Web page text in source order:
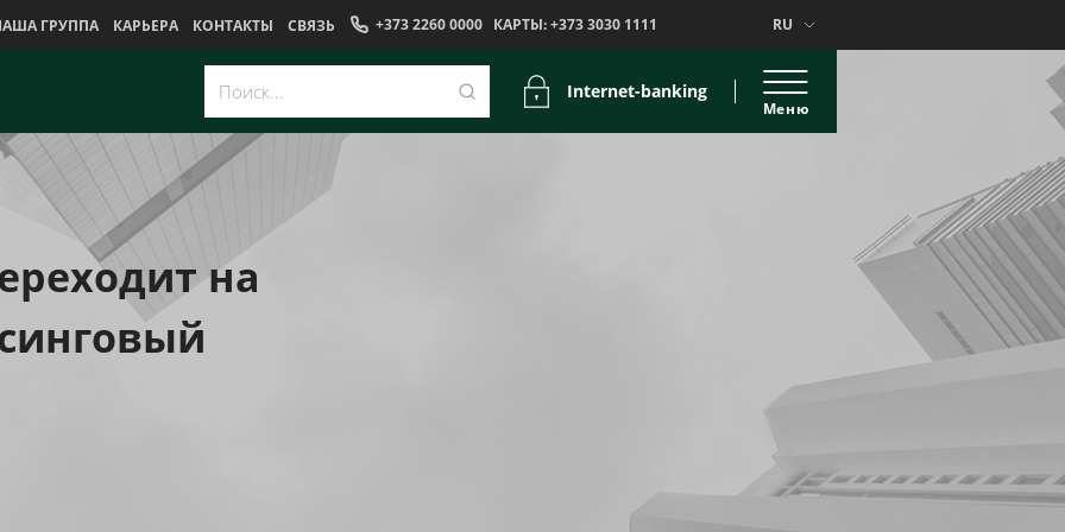
ГРУППА КАРЬЕРА КОНТАКТЫ CВЯЗЬ +373 2260 0000 КАРТЫ:+373 3030 1111 RU
Internet-banking
Меню
на